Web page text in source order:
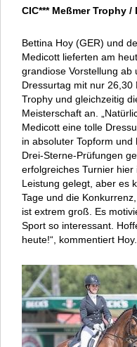
CIC*** Meßmer Trophy
Bettina Hoy (GER) und
Medicott lieferten am
grandiose Vorstellung ab
Dressurtag mit nur
Trophy und gleichzeitig
Meisterschaft an.
Medicott eine tolle
in absoluter Topform
Drei-Sterne-Prüfungen
erfolgreiches Turnier
Leistung gelegt, aber es
Tage und die
ist extrem groß. Es
Sport so interessant.
heute!“, kommentiert Hoy.